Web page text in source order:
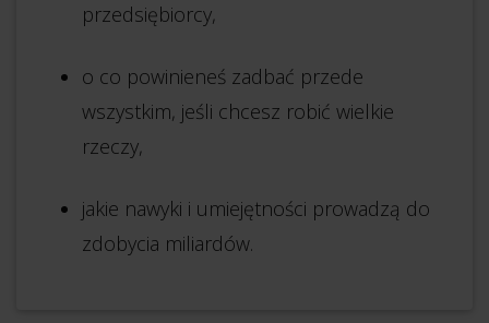
przedsiębiorcy,
o co powinieneś zadbać przede
wszystkim, jeśli chcesz robić wielkie
rzeczy,
jakie nawyki i umiejętności prowadzą do
zdobycia miliardów.